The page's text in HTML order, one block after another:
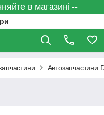
в магазині --
Автозапчастини